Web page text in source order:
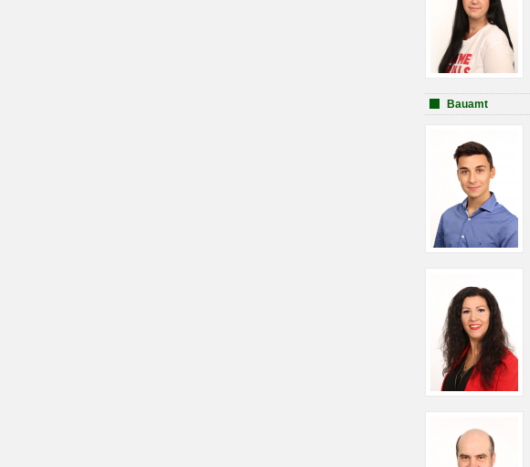
Bauamt